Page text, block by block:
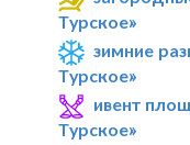
Турское»
зимние
Турское»
ивент
Турское»